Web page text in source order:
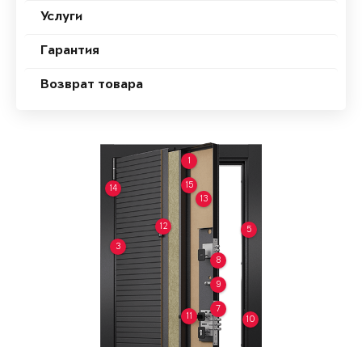
Услуги
Гарантия
Возврат товара
1
3
5
7
8
9
10
11
12
13
14 15